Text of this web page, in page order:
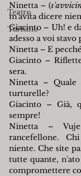
Teatro
Turismo
Ninetta – (
m'avita dicere
Giacinto – Uh! e
adesso a voi stavo
Ninetta – E
Giacinto –
sera.
Ninetta –
turturelle?
Giacinto – Già,
sempre!
Ninetta –
rancefellone.
niente. Che site
tutte quante,
compromettere